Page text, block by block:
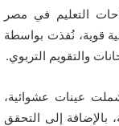
التعليم في مصر
قوية، نُفذت بواسطة
والتقويم التربوي.
عينات عشوائية،
بالإضافة إلى التحقق